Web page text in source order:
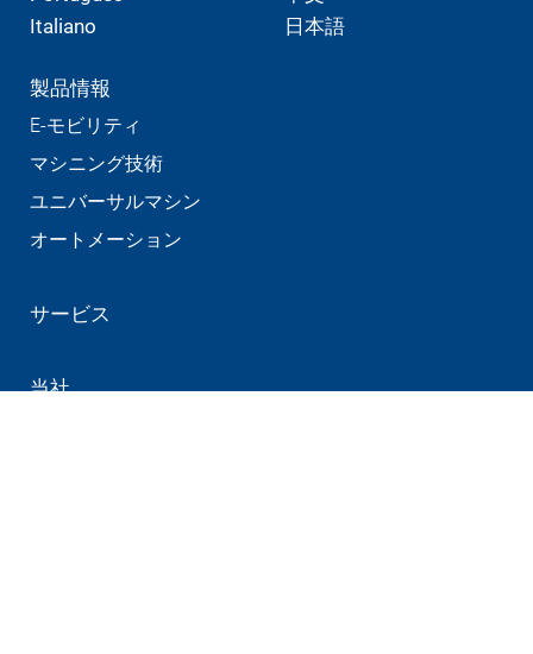
Italiano
日本語
製品情報
E-モビリティ
マシニング技術
ユニバーサルマシン
オートメーション
サービス
当社